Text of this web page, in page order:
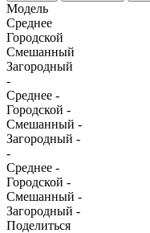
Модель
Среднее
Городской
Смешанный
Загородный
-
Среднее -
Городской -
Смешанный -
Загородный -
-
Среднее -
Городской -
Смешанный -
Загородный -
Поделиться